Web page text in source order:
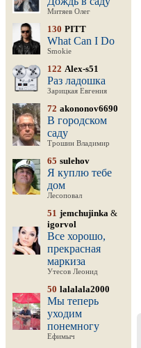
Митяев Олег
130 PITT
What Can I Do
Smokie
122 Alex-s51
Раз ладошка
Зарицкая Евгения
72 akononov6690
В городском
саду
Трошин Владимир
65 sulehov
Я куплю тебе
дом
Лесоповал
51 jemchujinka &
igorvol
Все хорошо,
прекрасная
маркиза
Утесов Леонид
50 lalalala2000
Мы теперь
уходим
понемногу
Ефимыч